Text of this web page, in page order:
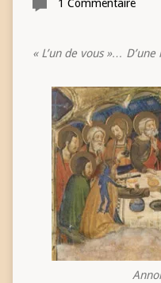
1 Commentaire
« L’un de vous »…